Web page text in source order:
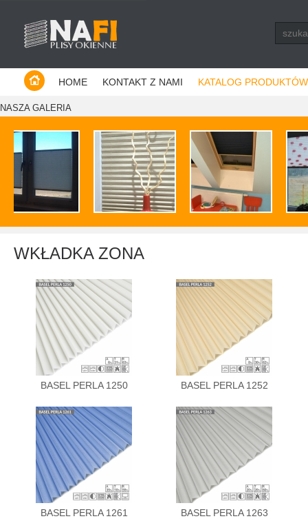
Producent plis - Warszawa
HOME KONTAKT Z NAMI KATALOG PRODUKTÓW
NASZA GALERIA
WKŁADKA ZONA
BASEL PERLA 1250 BASEL PERLA 1252
BASEL PERLA 1261 BASEL PERLA 1263